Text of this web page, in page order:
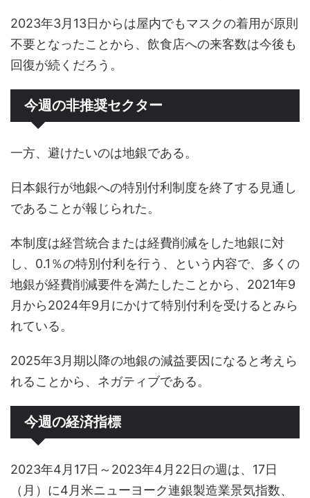
2023年3月13日からは屋内でもマスクの着用が原則
不要となったことから、飲食店への来客数は今後も
回復が続くだろう。
今週の非推奨セクター
一方、避けたいのは地銀である。
日本銀行が地銀への特別付利制度を終了する見通し
であることが報じられた。
本制度は経営統合または経費削減をした地銀に対
し、0.1％の特別付利を行う、という内容で、多くの
地銀が経費削減要件を満たしたことから、2021年9
月から2024年9月にかけて特別付利を受けるとみら
れている。
2025年3月期以降の地銀の減益要因になると考えら
れることから、ネガティブである。
今週の経済指標
2023年4月17日～2023年4月22日の週は、17日
（月）に4月米ニューヨーク連銀製造業景気指数、